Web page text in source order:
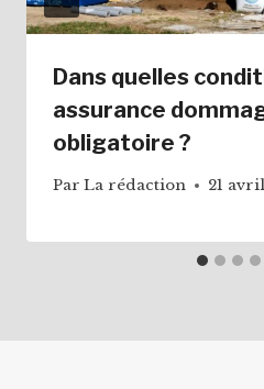
Dans quelles
assurance
obligatoire ?
Par La rédaction 21